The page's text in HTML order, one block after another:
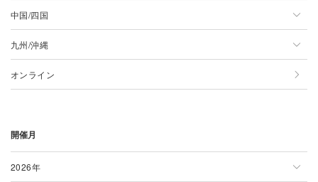
宮城県
秋田県
山形県
千葉県
埼玉県
茨城県
栃木県
長野県
山梨県
石川県
福井県
静岡県
愛知県
岐阜県
関西一覧
大阪府
京都府
奈良県
滋賀県
中国/四国
中国/四国一覧
広島県
島根県
鳥取県
九州/沖縄
九州/沖縄一覧
大分県
宮崎県
オンライン
開催月
2026年